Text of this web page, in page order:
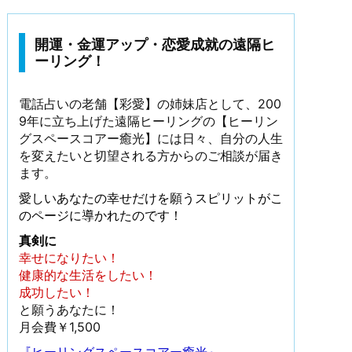
開運・金運アップ・恋愛成就の遠隔ヒ
ーリング！
電話占いの老舗【彩愛】の姉妹店として、200
9年に立ち上げた遠隔ヒーリングの【ヒーリン
グスペースコアー癒光】には日々、自分の人生
を変えたいと切望される方からのご相談が届き
ます。
愛しいあなたの幸せだけを願うスピリットがこ
のページに導かれたのです！
真剣に
幸せになりたい！
健康的な生活をしたい！
成功したい！
と願うあなたに！
月会費￥1,500